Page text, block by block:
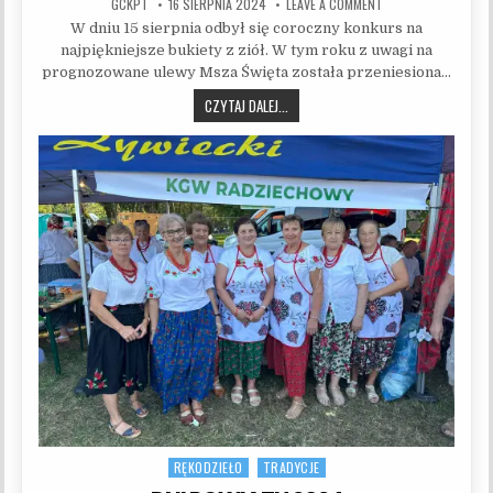
GCKPT 16 SIERPNIA 2024 LEAVE A COMMENT
W dniu 15 sierpnia odbył się coroczny konkurs na
najpiękniejsze bukiety z ziół. W tym roku z uwagi na
prognozowane ulewy Msza Święta została przeniesiona…
CZYTAJ DALEJ...
Posted in
RĘKODZIEŁO TRADYCJE